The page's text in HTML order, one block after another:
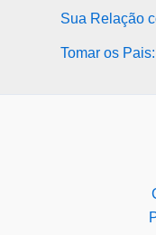
Sua Relação
Tomar os